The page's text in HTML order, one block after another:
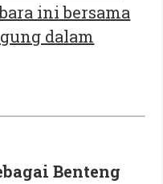
ini bersama
dalam
Benteng